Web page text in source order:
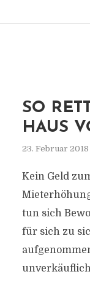
SO
HAUS
23. Februar 2018
Kein Geld
tun sich
für sich zu